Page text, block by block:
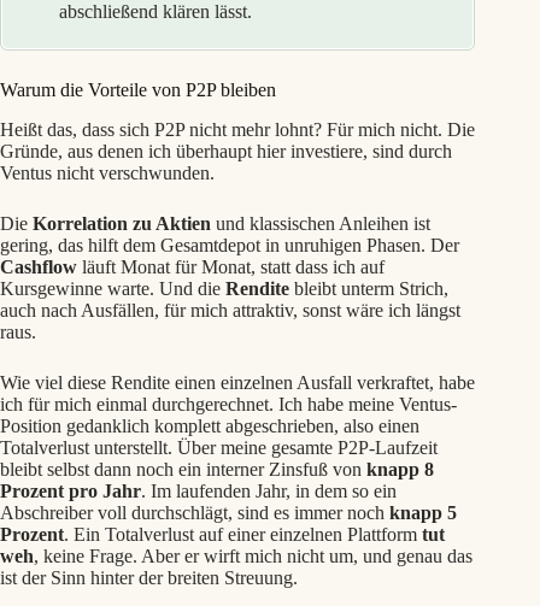
abschließend klären lässt.
Warum die Vorteile von P2P bleiben
Heißt das, dass sich P2P nicht mehr lohnt? Für mich nicht. Die
Gründe, aus denen ich überhaupt hier investiere, sind durch
Ventus nicht verschwunden.
Die Korrelation zu Aktien und klassischen Anleihen ist
gering, das hilft dem Gesamtdepot in unruhigen Phasen. Der
Cashflow läuft Monat für Monat, statt dass ich auf
Kursgewinne warte. Und die Rendite bleibt unterm Strich,
auch nach Ausfällen, für mich attraktiv, sonst wäre ich längst
raus.
Wie viel diese Rendite einen einzelnen Ausfall verkraftet, habe
ich für mich einmal durchgerechnet. Ich habe meine Ventus-
Position gedanklich komplett abgeschrieben, also einen
Totalverlust unterstellt. Über meine gesamte P2P-Laufzeit
bleibt selbst dann noch ein interner Zinsfuß von knapp 8
Prozent pro Jahr. Im laufenden Jahr, in dem so ein
Abschreiber voll durchschlägt, sind es immer noch knapp 5
Prozent. Ein Totalverlust auf einer einzelnen Plattform tut
weh, keine Frage. Aber er wirft mich nicht um, und genau das
ist der Sinn hinter der breiten Streuung.